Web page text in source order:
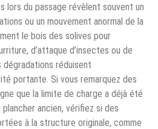
lors du passage révèlent souvent un
ou un mouvement anormal de la
le bois des solives pour
d’attaque d’insectes ou de
dégradations réduisent
portante. Si vous remarquez des
que la limite de charge a déjà été
plancher ancien, vérifiez si des
à la structure originale, comme